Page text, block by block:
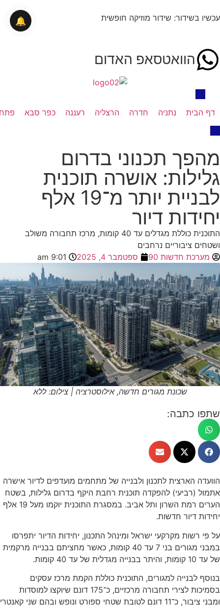
עכשיו בשידור: שידור מוזיקה חופשית
הוואטסאפ האדום
דף הבית נתניה חדרה הרצליה רעננה כפר סבא
מהפך תכנוני בדרום
גלילות: אושרה תוכנית
לבניית יותר מ־19 אלף
יחידות דיור
התוכנית כוללת מגדלים עד 40 קומות, מרכז תחבורה משולב
ושטחים ציבוריים נרחבים
מערכת חדשות 90
ספטמבר 4, 2025 9:01 am
שכונת מגורים חדשה, אילוסטרציה | צילום: ללא
שתפו כתבה:
הוועדה הארצית לתכנון ולבנייה של מתחמים מועדפים לדיור אישרה
אתמול (רביעי) להפקדה תוכנית רחבת היקף בדרום גלילות, בשטח
הערים רמת השרון ותל אביב. במסגרת התוכנית יוקמו מעל 19 אלף
יחידות דיור חדשות.
על פי רשות מקרקעי ישראל ומינהל התכנון, יחידות הדיור יתפרסו
במבני מגורים בני 7 עד 40 קומות, כאשר מחציתם בבנייה מרקמית
של עד 10 קומות, והיתר בבנייה מגדלית של עד 40 קומות.
בנוסף לבנייה למגורים, התוכנית כוללת הקמת מרכז עסקים
בסמיכות לצירי תחבורה מרכזיים, כ־175 דונם שיוקצו למוסדות
ומבני ציבור, כ־11 דונם לטובת שטחי ספורט ונופש ובהם שני קאנטרי
🔔